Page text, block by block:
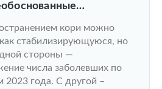
кори можно
как стабилизирующуюся, но
стороны —
числа заболевших по
2023 года. С другой –